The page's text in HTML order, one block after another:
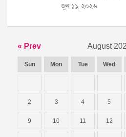
জুন ১১, ২০২৬
« Prev August
Sun Mon Tue Wed
2 3 4 5
9 10 11 12